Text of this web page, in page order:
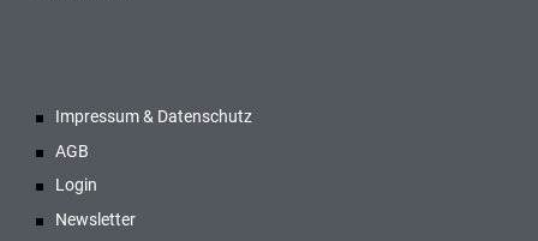
Impressum & Datenschutz
AGB
Login
Newsletter